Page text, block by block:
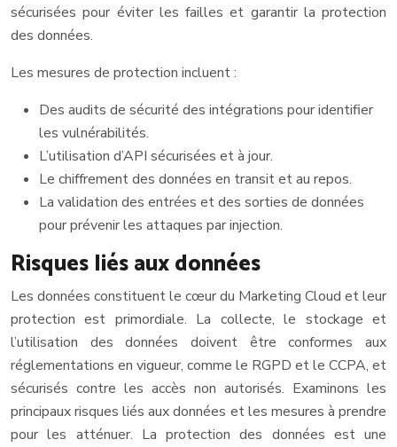
sécurisées pour éviter les failles et garantir la protection
des données.
Les mesures de protection incluent :
Des audits de sécurité des intégrations pour identifier
les vulnérabilités.
L’utilisation d’API sécurisées et à jour.
Le chiffrement des données en transit et au repos.
La validation des entrées et des sorties de données
pour prévenir les attaques par injection.
Risques liés aux données
Les données constituent le cœur du Marketing Cloud et leur
protection est primordiale. La collecte, le stockage et
l’utilisation des données doivent être conformes aux
réglementations en vigueur, comme le RGPD et le CCPA, et
sécurisés contre les accès non autorisés. Examinons les
principaux risques liés aux données et les mesures à prendre
pour les atténuer. La protection des données est une